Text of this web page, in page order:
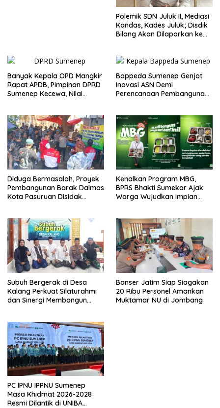
Polemik SDN Juluk II, Mediasi
Kandas, Kades Juluk; Disdik
Bilang Akan Dilaporkan ke
Banyak Kepala OPD Mangkir
Rapat APDB, Pimpinan DPRD
Sumenep Kecewa, Nilai
Bappeda Sumenep Genjot
Inovasi ASN Demi
Perencanaan Pembangunan
Diduga Bermasalah, Proyek
Pembangunan Barak Dalmas
Kota Pasuruan Disidak
Kenalkan Program MBG,
BPRS Bhakti Sumekar Ajak
Warga Wujudkan Impian
Subuh Bergerak di Desa
Kalang Perkuat Silaturahmi
dan Sinergi Membangun
Banser Jatim Siap Siagakan
20 Ribu Personel Amankan
Muktamar NU di Jombang
PC IPNU IPPNU Sumenep
Masa Khidmat 2026-2028
Resmi Dilantik di UNIBA